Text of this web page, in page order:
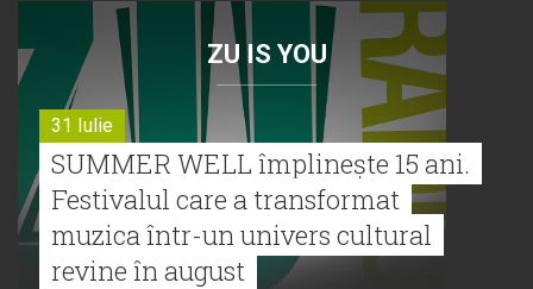
ZU IS YOU
31 Iulie
SUMMER WELL împlinește 15 ani.
Festivalul care a transformat
muzica într-un univers cultural
revine în august